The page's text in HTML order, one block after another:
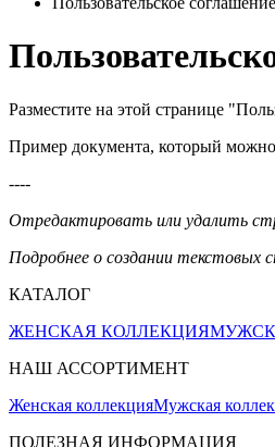
Разместите на этой странице
Пример документа, который можно
----
Отредактировать или удалить
Подробнее о создании
КАТАЛОГ
ЖЕНСКАЯ КОЛЛЕКЦИЯ
НАШ АССОРТИМЕНТ
Женская коллекцияМужская
ПОЛЕЗНАЯ ИНФОРМАЦИЯ